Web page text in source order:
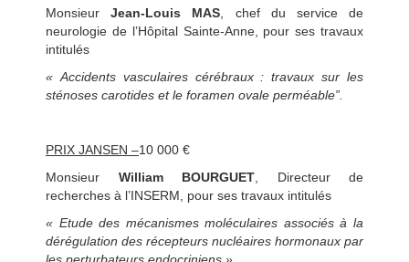
MonsieurJean-Louis MAS , chef du service de
neurologie de l’Hôpital Sainte-Anne, pour ses travaux
intitulés
« Accidents vasculaires cérébraux : travaux sur les
sténoses carotides et le foramen ovale perméable”.
PRIX JANSEN –10 000 €
Monsieur William BOURGUET , Directeur de
recherches à l’INSERM, pour ses travaux intitulés
« Etude des mécanismes moléculaires associés à la
dérégulation des récepteurs nucléaires hormonaux par
les perturbateurs endocriniens ».